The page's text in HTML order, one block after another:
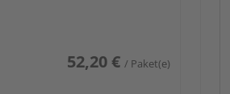
52,20 € / Paket(e)